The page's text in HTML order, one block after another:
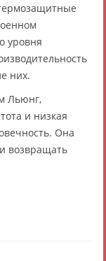
уровня
них.
Льюнг,
и низкая
Она
возвращать